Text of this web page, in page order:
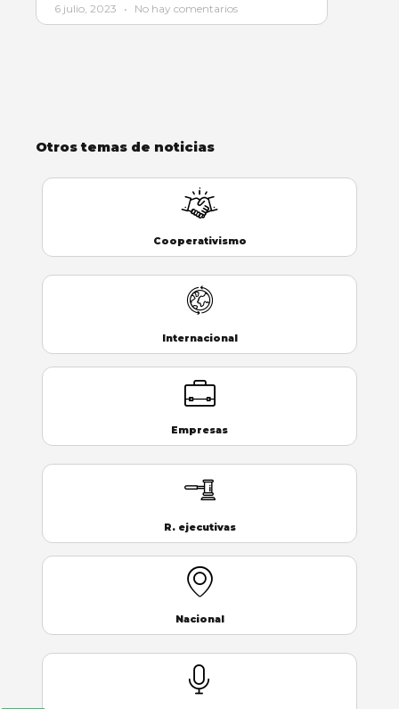
6 julio, 2023 No hay comentarios
Otros temas de noticias
Cooperativismo
Internacional
Empresas
R. ejecutivas
Nacional